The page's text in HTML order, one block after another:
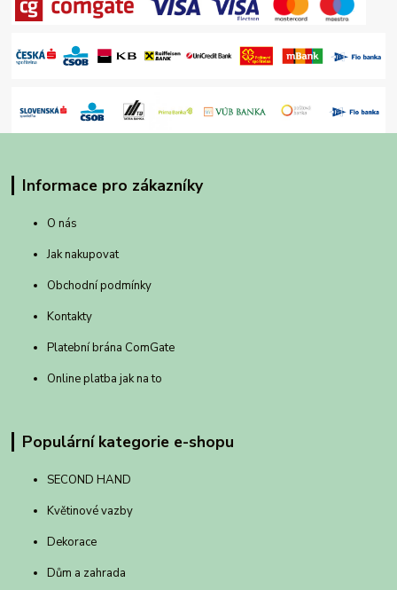
Informace pro zákazníky
O nás
Jak nakupovat
Obchodní podmínky
Kontakty
Platební brána ComGate
Online platba jak na to
Populární kategorie e-shopu
SECOND HAND
Květinové vazby
Dekorace
Dům a zahrada